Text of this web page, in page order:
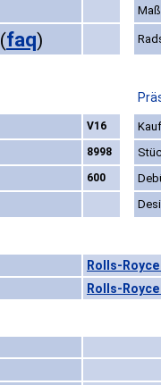
(faq)
V16
8998
600
Rolls-Royce
Rolls-